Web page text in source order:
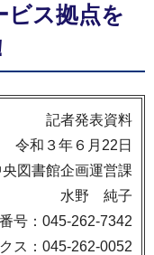
ビス拠点を
記者発表資料
令和３年６月22日
図書館企画運営課
水野 純子
号：045-262-7342
ス：045-262-0052